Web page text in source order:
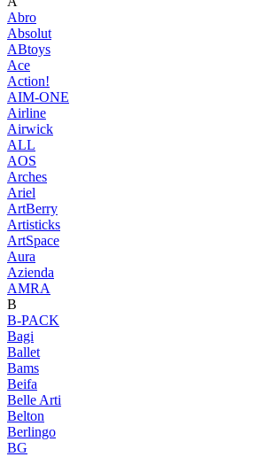
Abro
Absolut
ABtoys
Ace
Action!
AIM-ONE
Airline
Airwick
ALL
AOS
Arches
Ariel
ArtBerry
Artisticks
ArtSpace
Aura
Azienda
AМRA
B
B-PACK
Bagi
Ballet
Bams
Beifa
Belle Arti
Belton
Berlingo
BG